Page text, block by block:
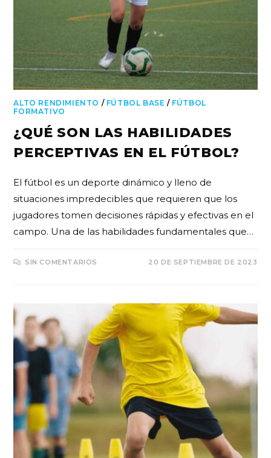
ALTO RENDIMIENTO / FÚTBOL BASE / FÚTBOL
FORMATIVO
¿QUÉ SON LAS HABILIDADES
PERCEPTIVAS EN EL FÚTBOL?
El fútbol es un deporte dinámico y lleno de
situaciones impredecibles que requieren que los
jugadores tomen decisiones rápidas y efectivas en el
campo. Una de las habilidades fundamentales que…
SIN COMENTARIOS 20 DE SEPTIEMBRE DE 2023